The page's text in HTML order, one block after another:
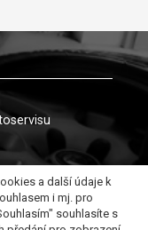
a další údaje k
i mj. pro
souhlasíte s